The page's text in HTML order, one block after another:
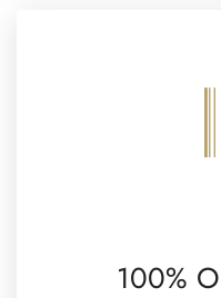
100%